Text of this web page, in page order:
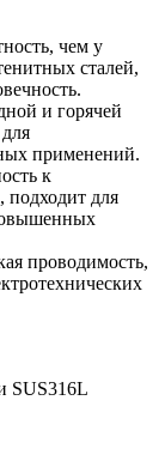
чем у
сталей,
и горячей
применений.
к
подходит для
проводимость,
SUS316L